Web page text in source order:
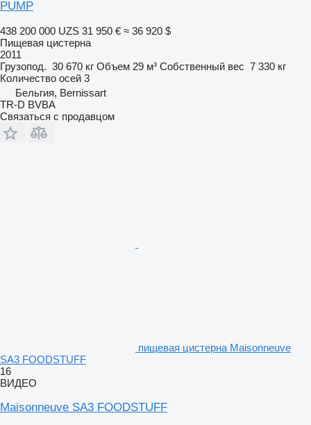
PUMP
438 200 000 UZS 31 950 € ≈ 36 920 $
Пищевая цистерна
2011
Грузопод. 30 670 кг Объем 29 м³ Собственный вес 7 330 кг
Количество осей 3
Бельгия, Bernissart
TR-D BVBA
Связаться с продавцом
пищевая цистерна Maisonneuve
SA3 FOODSTUFF
16
ВИДЕО
Maisonneuve SA3 FOODSTUFF